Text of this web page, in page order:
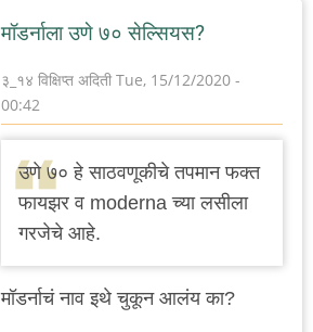
मॉडर्नाला उणे ७० सेल्सियस?
३_१४ विक्षिप्त अदिती Tue, 15/12/2020 -
00:42
In
reply
to
उणे
हे
उणे ७० हे साठवणूकीचे तपमान फक्त
फायझर व moderna च्या लसीला
गरजेचे आहे.
मॉडर्नाचं नाव इथे चुकून आलंय का?